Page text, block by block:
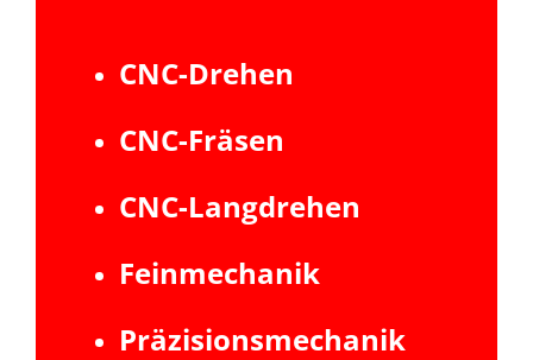
CNC-Drehen
CNC-Fräsen
CNC-Langdrehen
Feinmechanik
Präzisionsmechanik